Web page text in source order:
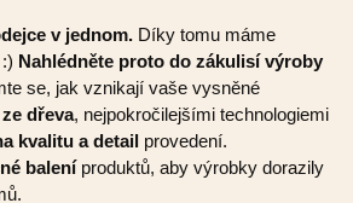
v jednom. Díky tomu máme
Nahlédněte proto do zákulisí výroby
se, jak vznikají vaše vysněné
dřeva, nejpokročilejšími technologiemi
kvalitu a detail provedení.
baleníproduktů, aby výrobky dorazily